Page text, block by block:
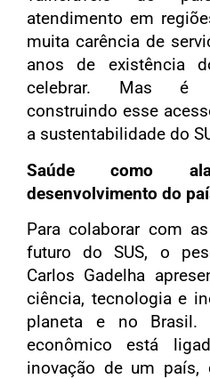
atendimento em
muita carência de
anos de existência
celebrar. Mas é
construindo esse
a sustentabilidade do
Saúde como
desenvolvimento do
Para colaborar com
futuro do SUS, o
Carlos Gadelha
ciência, tecnologia e
planeta e no Brasil.
econômico está
inovação de um país,